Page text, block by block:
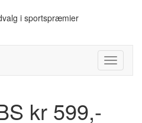
i sportspræmier
Toggle
kr 599,-